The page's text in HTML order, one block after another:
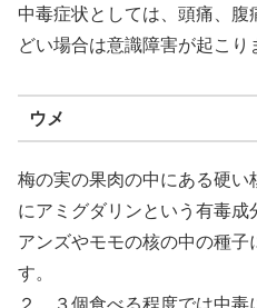
中毒症状としては、頭痛、
どい場合は意識障害が起こり
ウメ
梅の実の果肉の中にある硬い
にアミグダリンという有毒成
アンズやモモの核の中の種子
す。